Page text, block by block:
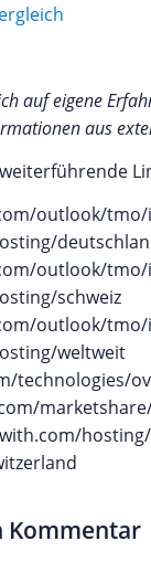
auf eigene
aus
outlook/
outlook/
schweiz
outlook/
weltweit
technologies/
Kommentar